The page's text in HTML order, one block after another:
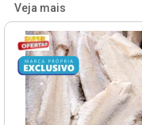
Veja mais